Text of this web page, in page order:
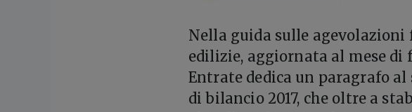
Nella guida sulle
edilizie, aggiornata al mese di
Entrate dedica un paragrafo
di bilancio 2017, che oltre a